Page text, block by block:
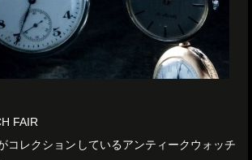
FAIR
コレクションしているアンティークウォッチ